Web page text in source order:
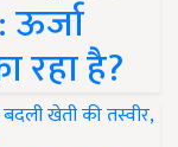
रहा है?